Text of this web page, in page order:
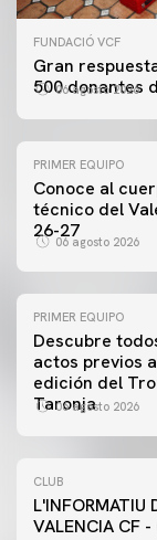
FUNDACIÓ VCF
Gran
500 donantes
06 agosto 2026
PRIMER EQUIPO
Conoce al
técnico del
26-27
06 agosto 2026
PRIMER EQUIPO
Descubre
actos previos
edición del
Taronja
06 agosto 2026
CLUB
L'INFORMATIU DEL
VALENCIA CF